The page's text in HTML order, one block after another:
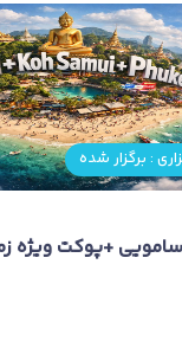
: برگزار شده
+پوکت ویژه